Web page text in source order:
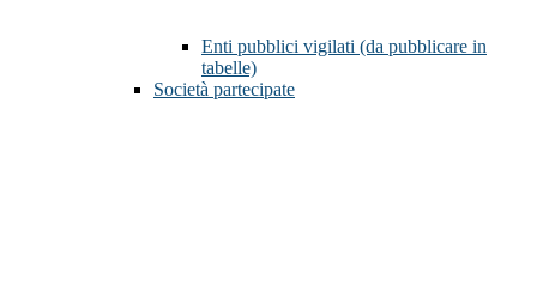
Enti pubblici vigilati (da pubblicare in
tabelle)
Società partecipate